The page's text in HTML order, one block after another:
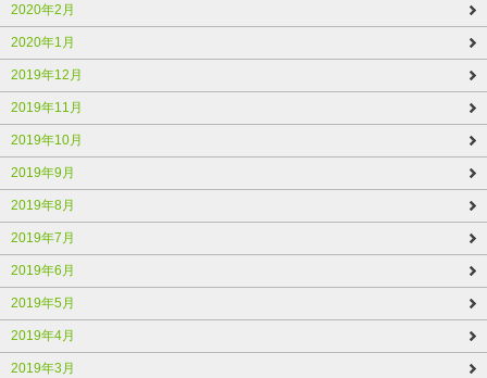
2020年2月
2020年1月
2019年12月
2019年11月
2019年10月
2019年9月
2019年8月
2019年7月
2019年6月
2019年5月
2019年4月
2019年3月